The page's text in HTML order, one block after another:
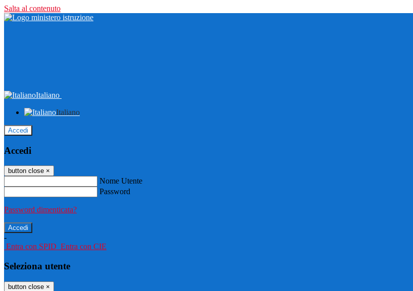
Salta al contenuto
Italiano
Italiano
Accedi
Accedi
button close ×
Nome Utente
Password
Password dimenticata?
-
Entra con SPID Entra con CIE
Seleziona utente
button close ×